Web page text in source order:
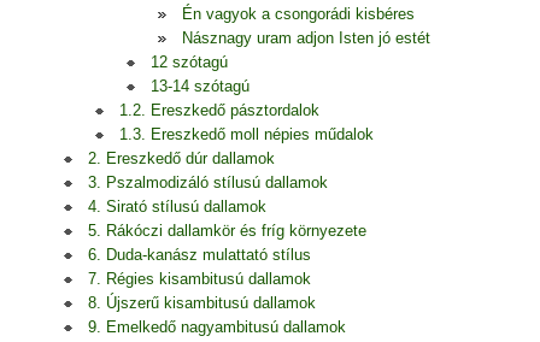
Én vagyok a csongorádi kisbéres
Násznagy uram adjon Isten jó estét
12 szótagú
13-14 szótagú
1.2. Ereszkedő pásztordalok
1.3. Ereszkedő moll népies műdalok
2. Ereszkedő dúr dallamok
3. Pszalmodizáló stílusú dallamok
4. Sirató stílusú dallamok
5. Rákóczi dallamkör és fríg környezete
6. Duda-kanász mulattató stílus
7. Régies kisambitusú dallamok
8. Újszerű kisambitusú dallamok
9. Emelkedő nagyambitusú dallamok